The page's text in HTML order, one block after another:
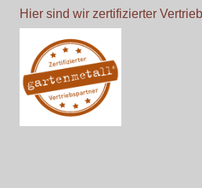
Hier sind wir zertifizierter